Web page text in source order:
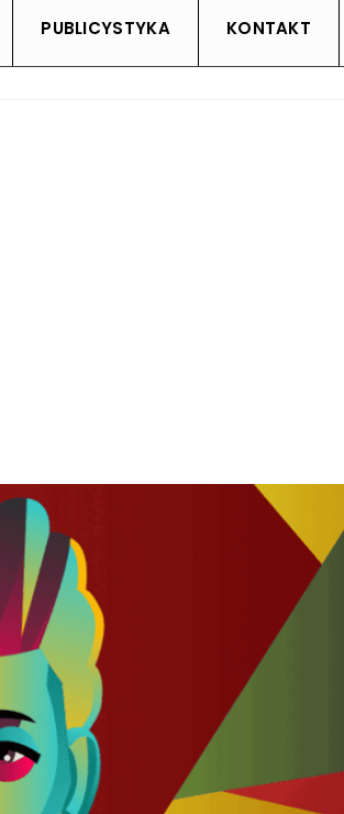
PUBLICYSTYKA KONTAKT